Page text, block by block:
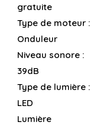
gratuite
Type de moteur :
Onduleur
Niveau sonore :
39dB
Type de lumière :
LED
Lumière